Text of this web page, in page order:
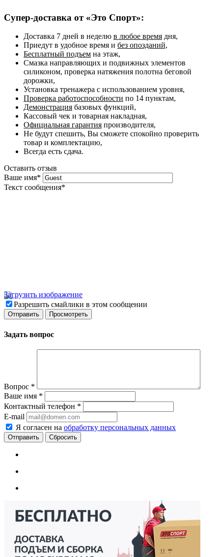
Супер-доставка от «Это Спорт»:
Доставка 7 дней в неделю в любое время дня,
Приедут в удобное время и без опозданий,
Бесплатный подъем на этаж,
Смазка направляющих и подвижных элементов
силиконом, проверка натяжения полотна беговой
дорожки,
Установка тренажера с использованием уровня,
Проверка работоспособности по 14 пунктам,
Демонстрация базовых функций,
Кассовый чек и товарная накладная,
Официальная гарантия производителя,
Не будут спешить, Вы сможете спокойно проверить
товар и комплектацию,
Всегда есть сдача.
Оставить отзыв
Ваше имя*
Текст сообщения*
Загрузить изображение
Разрешить смайлики в этом сообщении
Задать вопрос
Вопрос *
Ваше имя *
Контактный телефон *
E-mail
Я согласен на обработку персональных данных
Сбросить